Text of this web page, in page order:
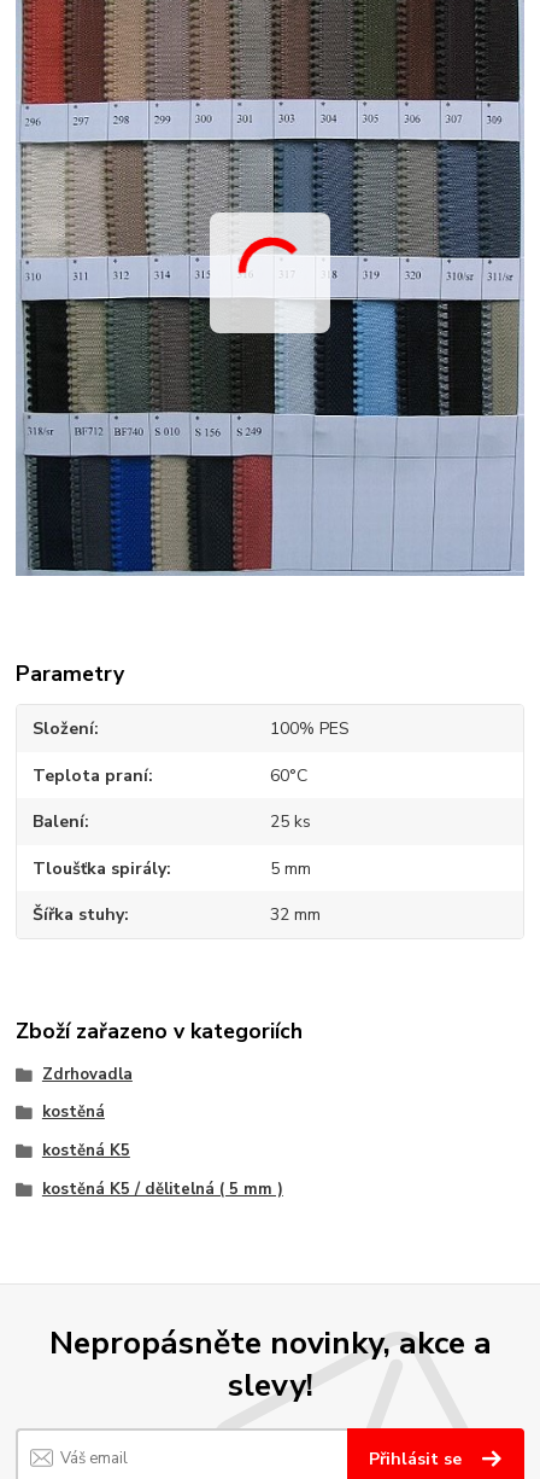
Parametry
Složení 100% PES
Teplota praní 60°C
Balení 25 ks
Tloušťka spirály 5 mm
Šířka stuhy 32 mm
Zboží zařazeno v kategoriích
Zdrhovadla
kostěná
kostěná K5
kostěná K5 / dělitelná ( 5 mm )
Nepropásněte novinky, akce a
slevy!
Přihlásit se